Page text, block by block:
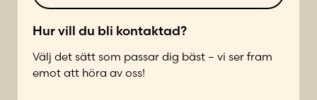
*
e
o
n
Hur vill du bli kontaktad?
Välj det sätt som passar dig bäst – vi ser fram
emot att höra av oss!